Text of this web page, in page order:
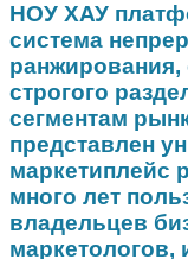
НОУ ХАУ
система
строгого
сегментам
представлен
маркетиплейс
много лет
владельцев
маркетологов,